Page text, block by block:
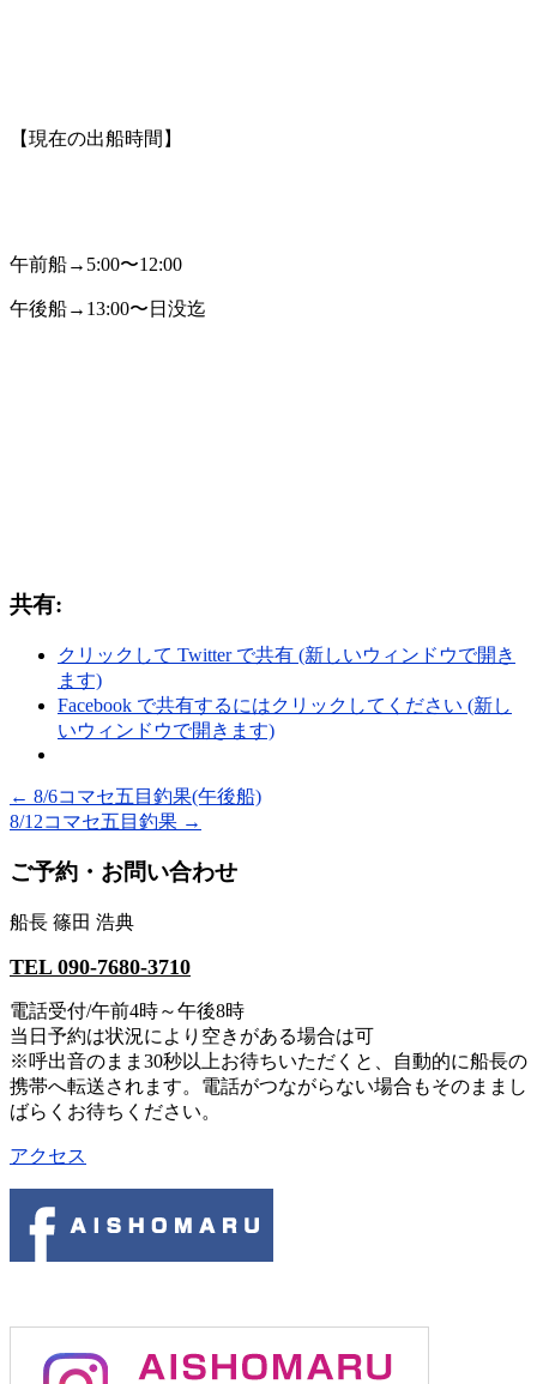
【現在の出船時間】
午前船→5:00〜12:00
午後船→13:00〜日没迄
共有:
クリックして Twitter で共有 (新しいウィンドウで開き
ます)
Facebook で共有するにはクリックしてください (新し
いウィンドウで開きます)
← 8/6コマセ五目釣果(午後船)
8/12コマセ五目釣果 →
ご予約・お問い合わせ
船長 篠田 浩典
TEL 090-7680-3710
電話受付/午前4時～午後8時
当日予約は状況により空きがある場合は可
※呼出音のまま30秒以上お待ちいただくと、自動的に船長の
携帯へ転送されます。電話がつながらない場合もそのままし
ばらくお待ちください。
アクセス